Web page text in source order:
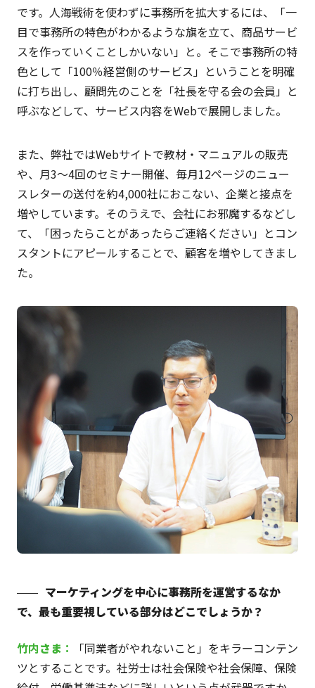
です。人海戦術を使わずに事務所を拡大するには、「一
目で事務所の特色がわかるような旗を立て、商品サービ
スを作っていくことしかいない」と。そこで事務所の特
色として「100％経営側のサービス」ということを明確
に打ち出し、顧問先のことを「社長を守る会の会員」と
呼ぶなどして、サービス内容をWebで展開しました。
また、弊社ではWebサイトで教材・マニュアルの販売
や、月3～4回のセミナー開催、毎月12ページのニュー
スレターの送付を約4,000社におこない、企業と接点を
増やしています。そのうえで、会社にお邪魔するなどし
て、「困ったらことがあったらご連絡ください」とコン
スタントにアピールすることで、顧客を増やしてきまし
た。
マーケティングを中心に事務所を運営するなか
で、最も重要視している部分はどこでしょうか？
竹内さま ：
「同業者がやれないこと」をキラーコンテン
ツとすることです。社労士は社会保険や社会保障、保険